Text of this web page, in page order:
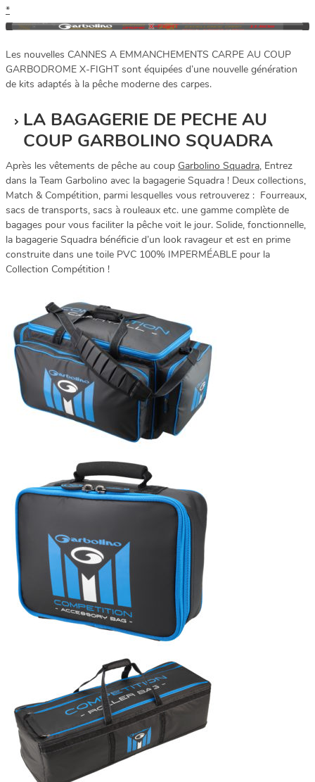
*
Les nouvelles CANNES A EMMANCHEMENTS CARPE AU COUP
GARBODROME X-FIGHT sont équipées d’une nouvelle génération
de kits adaptés à la pêche moderne des carpes.
LA BAGAGERIE DE PECHE AU
COUP GARBOLINO SQUADRA
Après les vêtements de pêche au coup Garbolino Squadra, Entrez
dans la Team Garbolino avec la bagagerie Squadra ! Deux collections,
Match & Compétition, parmi lesquelles vous retrouverez : Fourreaux,
sacs de transports, sacs à rouleaux etc. une gamme complète de
bagages pour vous faciliter la pêche voit le jour. Solide, fonctionnelle,
la bagagerie Squadra bénéficie d’un look ravageur et est en prime
construite dans une toile PVC 100% IMPERMÉABLE pour la
Collection Compétition !